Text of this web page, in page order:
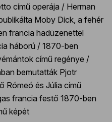
című operája / Herman
Moby Dick, a fehér
francia hadüzenettel
háború / 1870-ben
című regénye /
bemutatták Pjotr
Rómeó és Júlia című
francia festő 1870-ben
képét